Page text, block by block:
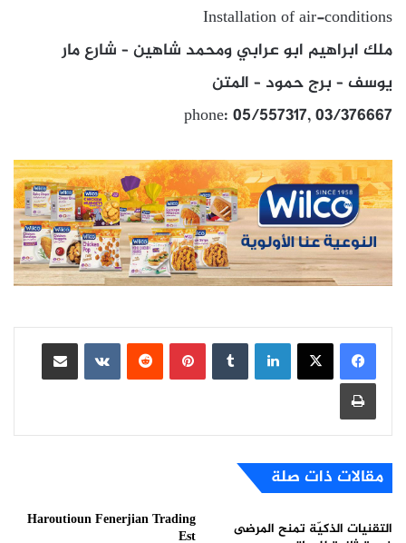
Installation of air-conditions
ملك ابراهيم ابو عرابي ومحمد شاهين – شارع مار
يوسف – برج حمود – المتن
phone: 05/557317, 03/376667
لينكدإن بينتيريست
مشاركة عبر البريد
طباعة
مقالات ذات صلة
التقنيات الذكيّة تمنح المرضى
Haroutioun Fenerjian Trading
Est